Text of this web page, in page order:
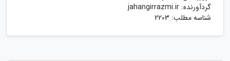
گردآورنده: jahangirrazmi.ir
شناسه مطلب: 2203